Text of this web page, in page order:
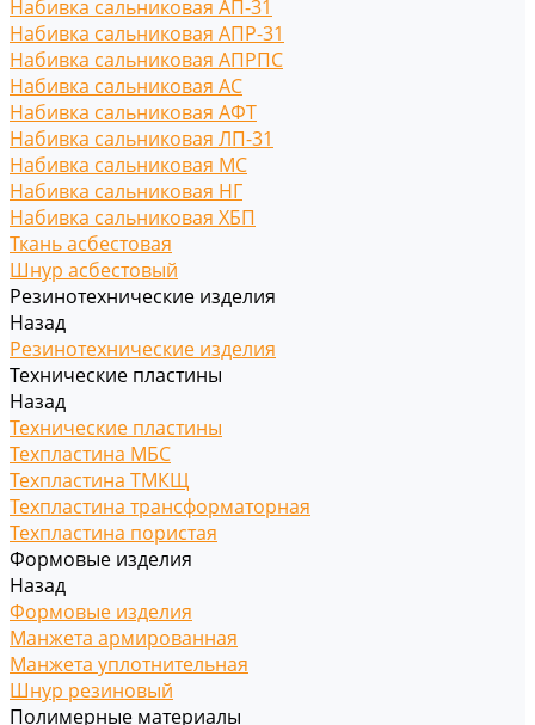
Набивка сальниковая АП-31
Набивка сальниковая АПР-31
Набивка сальниковая АПРПС
Набивка сальниковая АС
Набивка сальниковая АФТ
Набивка сальниковая ЛП-31
Набивка сальниковая МС
Набивка сальниковая НГ
Набивка сальниковая ХБП
Ткань асбестовая
Шнур асбестовый
Резинотехнические изделия
Назад
Резинотехнические изделия
Технические пластины
Назад
Технические пластины
Техпластина МБС
Техпластина ТМКЩ
Техпластина трансформаторная
Техпластина пористая
Формовые изделия
Назад
Формовые изделия
Манжета армированная
Манжета уплотнительная
Шнур резиновый
Полимерные материалы